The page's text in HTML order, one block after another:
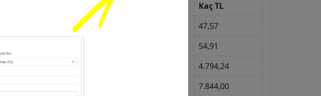
Kur
Kaç TL
Dolar
47,57
54,91
4.794,24
7.844,00